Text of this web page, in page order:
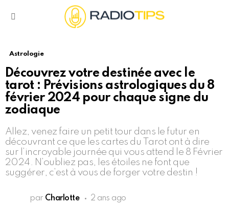
Astrologie
Découvrez votre destinée avec le
tarot : Prévisions astrologiques du 8
février 2024 pour chaque signe du
zodiaque
Allez, venez faire un petit tour dans le futur en
découvrant ce que les cartes du Tarot ont à dire
sur l’incroyable journée qui vous attend le 8 Février
2024. N’oubliez pas, les étoiles ne font que
suggérer, c’est à vous de forger votre destin !
par Charlotte 2 ans ago